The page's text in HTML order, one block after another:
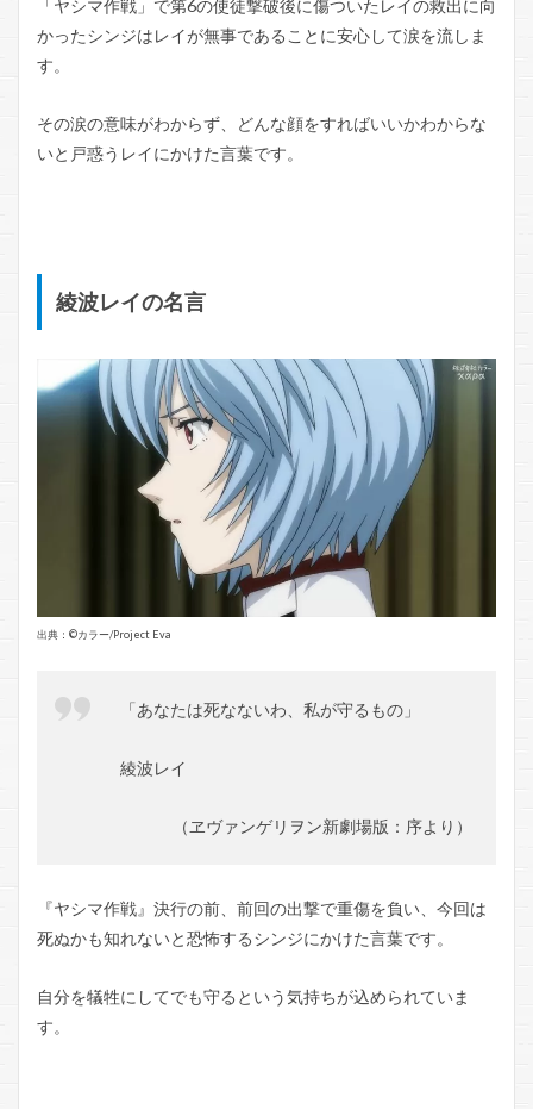
「ヤシマ作戦」で第6の使徒撃破後に傷ついたレイの救出に向
かったシンジはレイが無事であることに安心して涙を流しま
す。
その涙の意味がわからず、どんな顔をすればいいかわからな
いと戸惑うレイにかけた言葉です。
綾波レイの名言
出典：©️カラー/Project Eva
「あなたは死なないわ、私が守るもの」
綾波レイ
（ヱヴァンゲリヲン新劇場版：序より）
『ヤシマ作戦』決行の前、前回の出撃で重傷を負い、今回は
死ぬかも知れないと恐怖するシンジにかけた言葉です。
自分を犠牲にしてでも守るという気持ちが込められていま
す。